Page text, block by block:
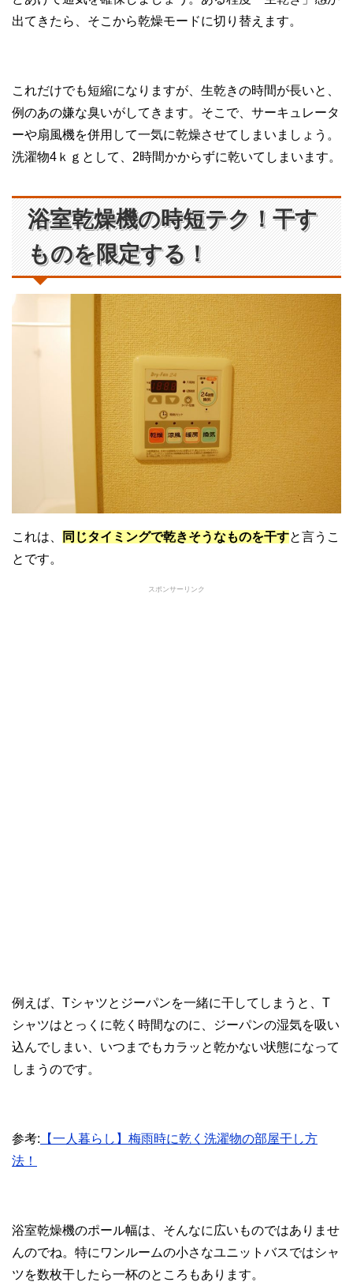
出てきたら、そこから乾燥モードに切り替えます。
これだけでも短縮になりますが、生乾きの時間が長いと、
例のあの嫌な臭いがしてきます。そこで、サーキュレータ
ーや扇風機を併用して一気に乾燥させてしまいましょう。
洗濯物4ｋｇとして、2時間かからずに乾いてしまいます。
浴室乾燥機の時短テク！干す
ものを限定する！
これは、 同じタイミングで乾きそうなものを干すと言うこ
とです。
スポンサーリンク
例えば、Tシャツとジーパンを一緒に干してしまうと、T
シャツはとっくに乾く時間なのに、ジーパンの湿気を吸い
込んでしまい、いつまでもカラッと乾かない状態になって
しまうのです。
参考: 【一人暮らし】梅雨時に乾く洗濯物の部屋干し方
法！
浴室乾燥機のポール幅は、そんなに広いものではありませ
んのでね。特にワンルームの小さなユニットバスではシャ
ツを数枚干したら一杯のところもあります。